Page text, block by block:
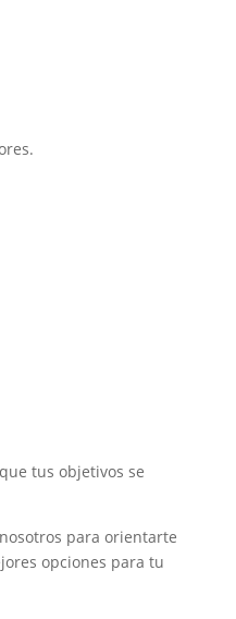
tus objetivos se
para orientarte
opciones para tu